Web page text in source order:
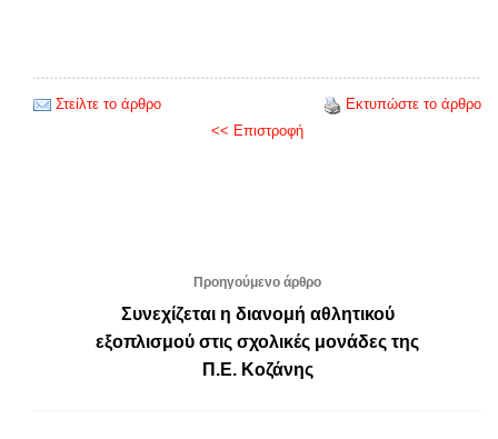
Στείλτε το άρθρο
Εκτυπώστε το άρθρο
<< Επιστροφή
Προηγούμενο άρθρο
Συνεχίζεται η διανομή αθλητικού
εξοπλισμού στις σχολικές μονάδες της
Π.Ε. Κοζάνης